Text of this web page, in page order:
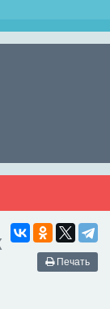
Печать